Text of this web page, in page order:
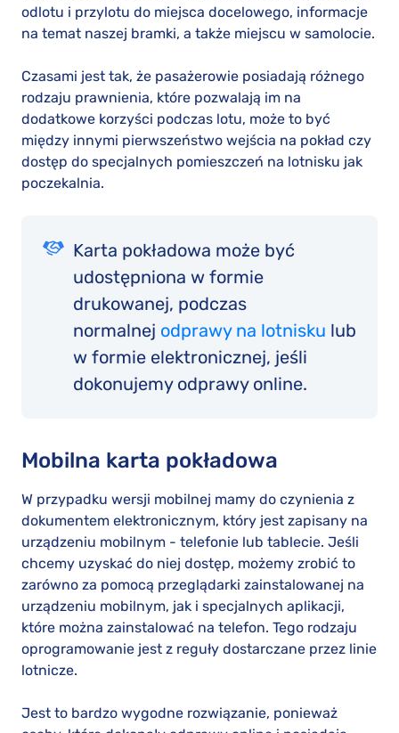
odlotu i przylotu do miejsca docelowego, informacje
na temat naszej bramki, a także miejscu w samolocie.
Czasami jest tak, że pasażerowie posiadają różnego
rodzaju prawnienia, które pozwalają im na
dodatkowe korzyści podczas lotu, może to być
między innymi pierwszeństwo wejścia na pokład czy
dostęp do specjalnych pomieszczeń na lotnisku jak
poczekalnia.
Karta pokładowa może być
udostępniona w formie
drukowanej, podczas
normalnej odprawy na lotnisku lub
w formie elektronicznej, jeśli
dokonujemy odprawy online.
Mobilna karta pokładowa
W przypadku wersji mobilnej mamy do czynienia z
dokumentem elektronicznym, który jest zapisany na
urządzeniu mobilnym - telefonie lub tablecie. Jeśli
chcemy uzyskać do niej dostęp, możemy zrobić to
zarówno za pomocą przeglądarki zainstalowanej na
urządzeniu mobilnym, jak i specjalnych aplikacji,
które można zainstalować na telefon. Tego rodzaju
oprogramowanie jest z reguły dostarczane przez linie
lotnicze.
Jest to bardzo wygodne rozwiązanie, ponieważ